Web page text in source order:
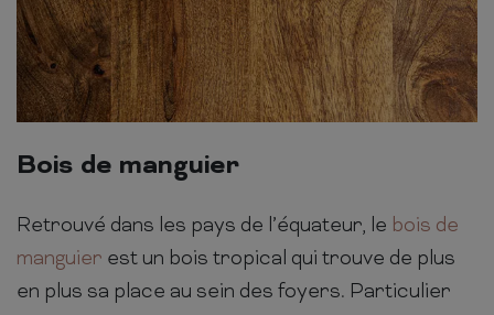
Bois de manguier
Retrouvé dans les pays de l’équateur, le bois de
manguier est un bois tropical qui trouve de plus
en plus sa place au sein des foyers. Particulier